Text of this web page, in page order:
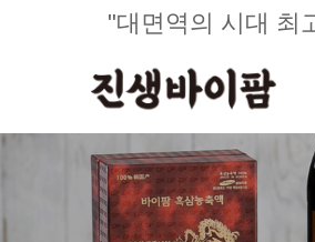
"대면역의 시대 최